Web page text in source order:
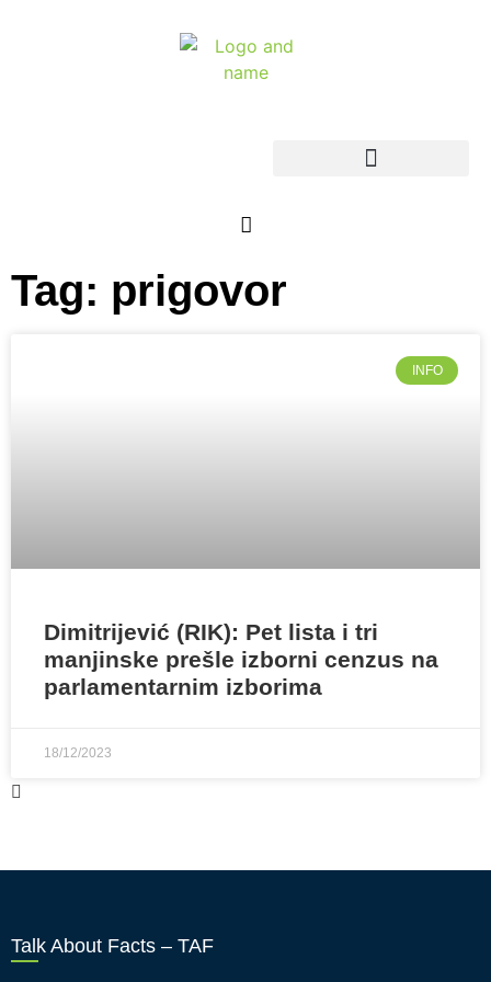
Tag: prigovor
INFO
Dimitrijević (RIK): Pet lista i tri
manjinske prešle izborni cenzus na
parlamentarnim izborima
18/12/2023
Talk About Facts – TAF